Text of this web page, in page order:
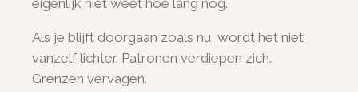
Als je blijft doorgaan zoals nu, wordt het niet
vanzelf lichter. Patronen verdiepen zich.
Grenzen vervagen.